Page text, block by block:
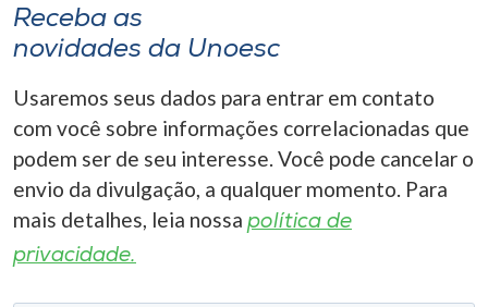
A-
Receba as
novidades da Unoesc
Usaremos seus dados para entrar em contato
com você sobre informações correlacionadas que
podem ser de seu interesse. Você pode cancelar o
envio da divulgação, a qualquer momento. Para
mais detalhes, leia nossa política de
privacidade.